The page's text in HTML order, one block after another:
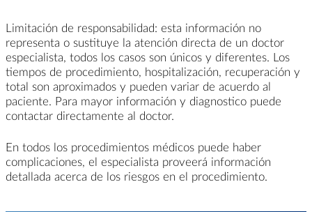
Limitación de responsabilidad: esta información no
representa o sustituye la atención directa de un doctor
especialista, todos los casos son únicos y diferentes. Los
tiempos de procedimiento, hospitalización, recuperación y
total son aproximados y pueden variar de acuerdo al
paciente. Para mayor información y diagnostico puede
contactar directamente al doctor.
En todos los procedimientos médicos puede haber
complicaciones, el especialista proveerá información
detallada acerca de los riesgos en el procedimiento.